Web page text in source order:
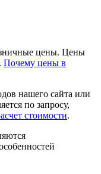
цены. Цены
Почему цены в
нашего сайта или
по запросу,
стоимости.